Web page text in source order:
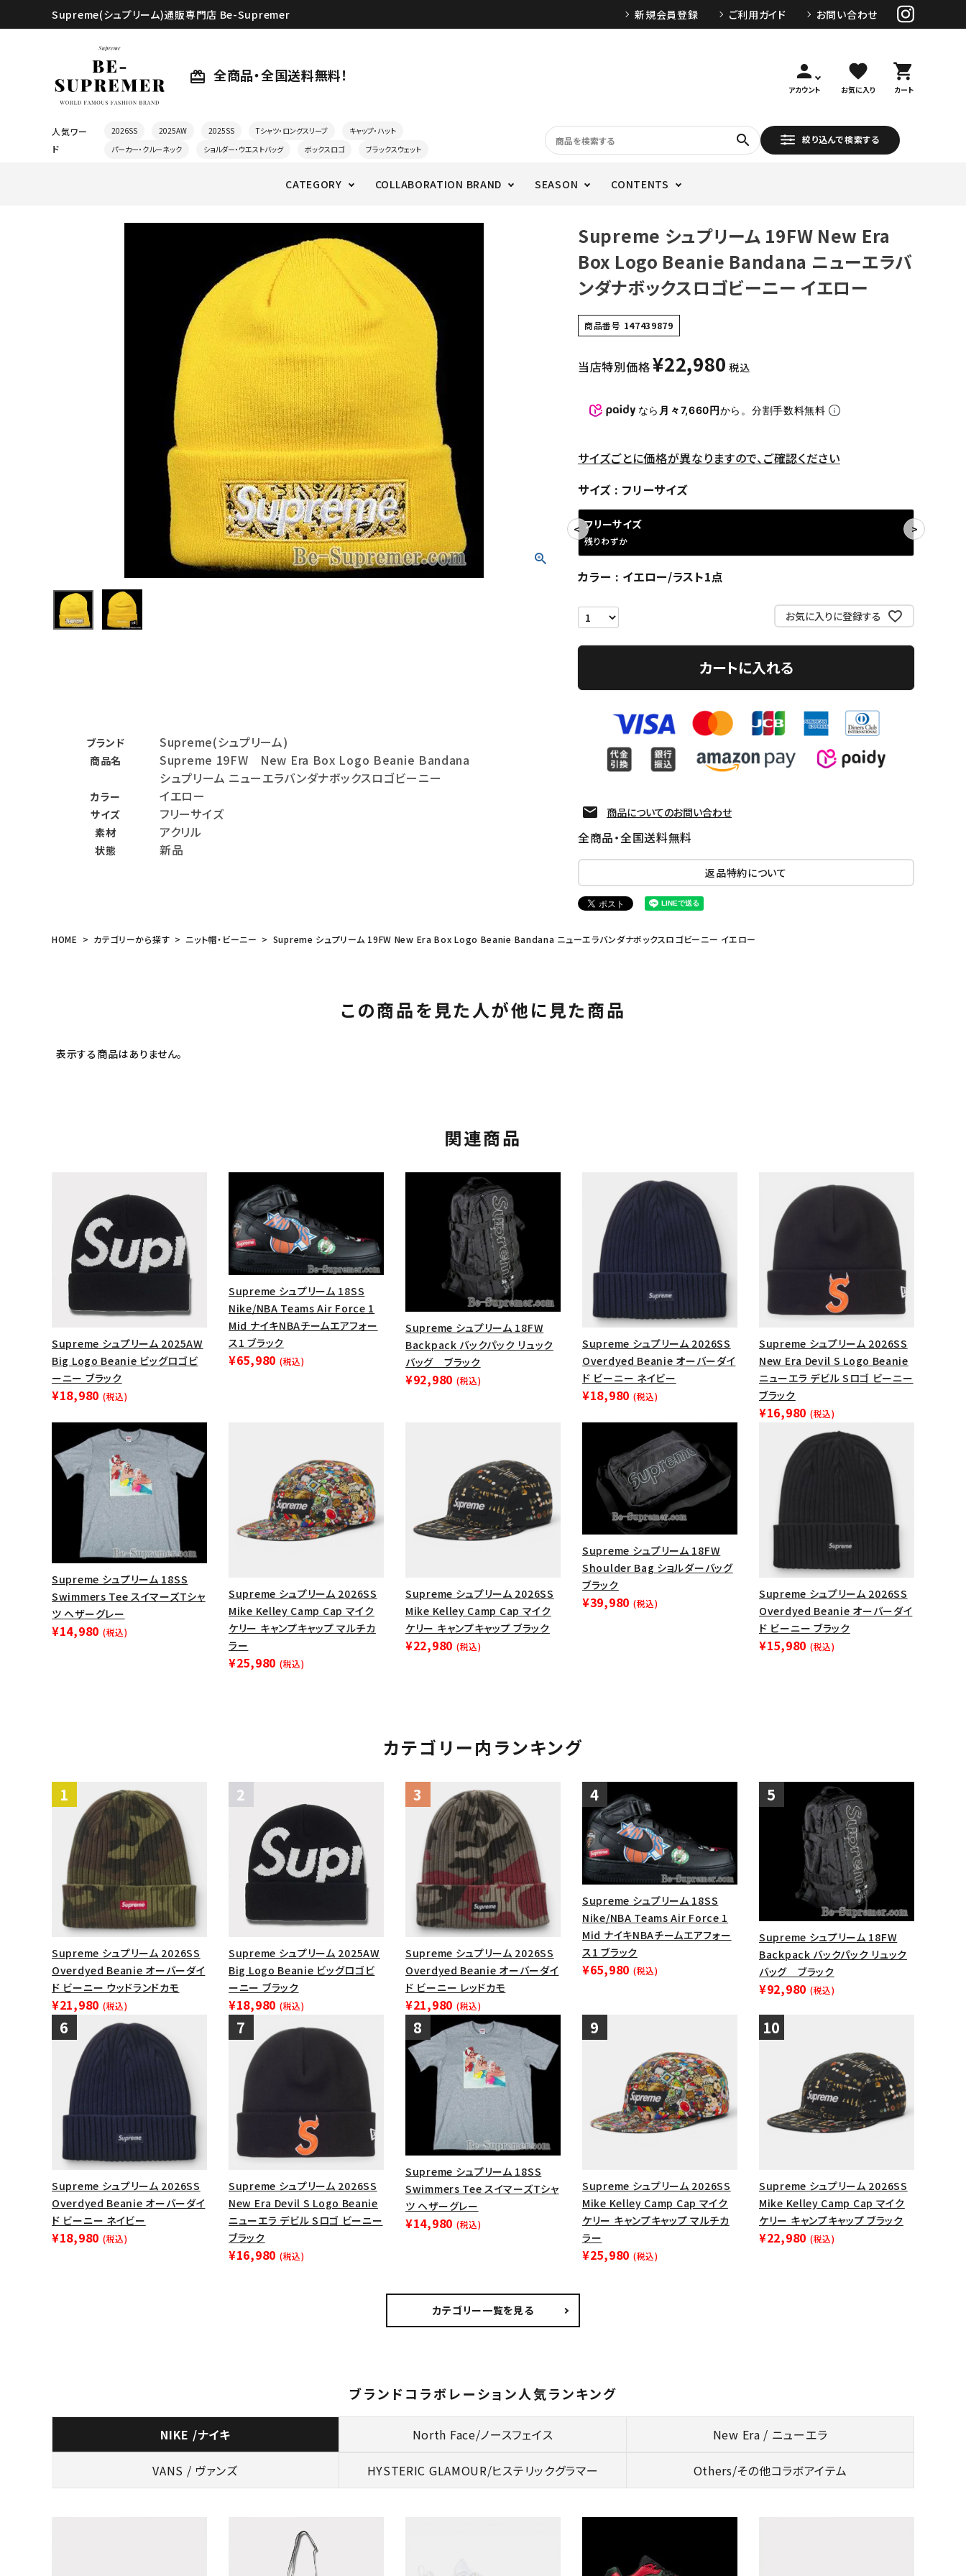
Supreme(シュプリーム)通販専門店 Be-Supremer 新規会員登録 ご利用ガイド お問い合わせ
card_giftcard 全商品・全国送料無料！ person
アカウント
favorite
お気に入り
shopping_cart
カート
人気ワー
ド
2026SS 2025AW 2025SS Tシャツ・ロングスリーブ
キャップ・ハット
パーカー・クルーネック
ショルダー・ウエストバッグ ボックスロゴ ブラックスウェット
search 絞り込んで検索する
CATEGORY COLLABORATION BRAND SEASON CONTENTS
キーワードから探す
カテゴリーから探す コラボレーションブランドから探す
シーズンから探す
円 ～ 円
人気ワード
2026SS 2025AW
2025SS
Tシャツ・ロングスリーブ
絞り込んで検索する
キャップ・ハット
パンツ・ショーツ
COLLABORATION BRAND
ようこそ ゲスト 様
ブランド Supreme(シュプリーム)
商品名
Supreme 19FW New Era Box Logo Beanie Bandana
シュプリーム ニューエラバンダナボックスロゴビーニー
カラー イエロー
サイズ フリーサイズ
素材 アクリル
状態 新品
Supreme シュプリーム 19FW New Era
Box Logo Beanie Bandana ニューエラバ
ンダナボックスロゴビーニー イエロー
商品番号 147439879
当店特別価格¥22,980 税込
なら 月々7,660円から。分割手数料無料
サイズごとに価格が異なりますので、ご確認ください
サイズ
フリーサイズ
フリーサイズ
残りわずか
カラー イエロー/ラスト1点
お気に入りに登録する
カートに入れる
商品についてのお問い合わせ
全商品・全国送料無料
返品特約について
HOME カテゴリーから探す ニット帽・ビーニー Supreme シュプリーム 19FW New Era Box Logo Beanie Bandana ニューエラバンダナボックスロゴビーニー イエロー
この商品を見た人が他に見た商品
表示する商品はありません。
関連商品
Supreme シュプリーム 2025AW
Big Logo Beanie ビッグロゴビ
ーニー ブラック
¥18,980 (税込)
Supreme シュプリーム 18SS
Nike/NBA Teams Air Force 1
Mid ナイキNBAチームエアフォー
ス1 ブラック
¥65,980 (税込)
Supreme シュプリーム 18FW
Backpack バックパック リュック
バッグ ブラック
¥92,980 (税込)
Supreme シュプリーム 2026SS
Overdyed Beanie オーバーダイ
ド ビーニー ネイビー
¥18,980 (税込)
Supreme シュプリーム 2026SS
New Era Devil S Logo Beanie
ニューエラ デビル Sロゴ ビーニー
ブラック
¥16,980 (税込)
Supreme シュプリーム 18SS
Swimmers Tee スイマーズTシャ
ツ ヘザーグレー
¥14,980 (税込)
Supreme シュプリーム 2026SS
Mike Kelley Camp Cap マイク
ケリー キャンプキャップ マルチカ
ラー
¥25,980 (税込)
Supreme シュプリーム 2026SS
Mike Kelley Camp Cap マイク
ケリー キャンプキャップ ブラック
¥22,980 (税込)
Supreme シュプリーム 18FW
Shoulder Bag ショルダーバッグ
ブラック
¥39,980 (税込)
Supreme シュプリーム 2026SS
Overdyed Beanie オーバーダイ
ド ビーニー ブラック
¥15,980 (税込)
カテゴリー内ランキング
Supreme シュプリーム 2026SS
Overdyed Beanie オーバーダイ
ド ビーニー ウッドランドカモ
¥21,980 (税込)
Supreme シュプリーム 2025AW
Big Logo Beanie ビッグロゴビ
ーニー ブラック
¥18,980 (税込)
Supreme シュプリーム 2026SS
Overdyed Beanie オーバーダイ
ド ビーニー レッドカモ
¥21,980 (税込)
Supreme シュプリーム 18SS
Nike/NBA Teams Air Force 1
Mid ナイキNBAチームエアフォー
ス1 ブラック
¥65,980 (税込)
Supreme シュプリーム 18FW
Backpack バックパック リュック
バッグ ブラック
¥92,980 (税込)
Supreme シュプリーム 2026SS
Overdyed Beanie オーバーダイ
ド ビーニー ネイビー
¥18,980 (税込)
Supreme シュプリーム 2026SS
New Era Devil S Logo Beanie
ニューエラ デビル Sロゴ ビーニー
ブラック
¥16,980 (税込)
Supreme シュプリーム 18SS
Swimmers Tee スイマーズTシャ
ツ ヘザーグレー
¥14,980 (税込)
Supreme シュプリーム 2026SS
Mike Kelley Camp Cap マイク
ケリー キャンプキャップ マルチカ
ラー
¥25,980 (税込)
Supreme シュプリーム 2026SS
Mike Kelley Camp Cap マイク
ケリー キャンプキャップ ブラック
¥22,980 (税込)
カテゴリー一覧を見る
ブランドコラボレーション人気ランキング
NIKE /ナイキ North Face/ノースフェイス New Era / ニューエラ
VANS / ヴァンズ HYSTERIC GLAMOUR/ヒステリックグラマー Others/その他コラボアイテム